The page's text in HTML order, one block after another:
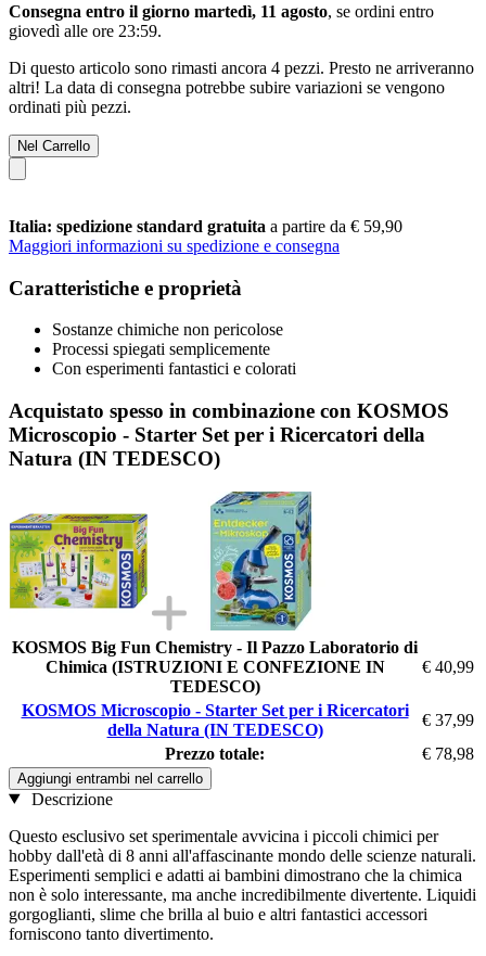
Consegna entro il giorno martedì, 11 agosto, se ordini entro
giovedì alle ore 23:59.
Di questo articolo sono rimasti ancora 4 pezzi. Presto ne arriveranno
altri! La data di consegna potrebbe subire variazioni se vengono
ordinati più pezzi.
Nel Carrello
Italia: spedizione standard gratuita a partire da € 59,90
Maggiori informazioni su spedizione e consegna
Caratteristiche e proprietà
Sostanze chimiche non pericolose
Processi spiegati semplicemente
Con esperimenti fantastici e colorati
Acquistato spesso in combinazione con KOSMOS
Microscopio - Starter Set per i Ricercatori della
Natura (IN TEDESCO)
KOSMOS Big Fun Chemistry - Il Pazzo Laboratorio di
Chimica (ISTRUZIONI E CONFEZIONE IN
TEDESCO)
€ 40,99
KOSMOS Microscopio - Starter Set per i Ricercatori
della Natura (IN TEDESCO)
€ 37,99
Prezzo totale:
€ 78,98
Aggiungi entrambi nel carrello
Descrizione
Questo esclusivo set sperimentale avvicina i piccoli chimici per
hobby dall'età di 8 anni all'affascinante mondo delle scienze naturali.
Esperimenti semplici e adatti ai bambini dimostrano che la chimica
non è solo interessante, ma anche incredibilmente divertente. Liquidi
gorgoglianti, slime che brilla al buio e altri fantastici accessori
forniscono tanto divertimento.